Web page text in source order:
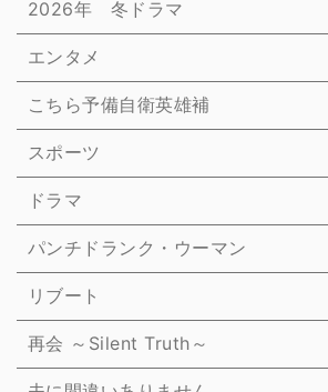
2026年 冬ドラマ
エンタメ
こちら予備自衛英雄補
スポーツ
ドラマ
パンチドランク・ウーマン
リブート
再会 ～Silent Truth～